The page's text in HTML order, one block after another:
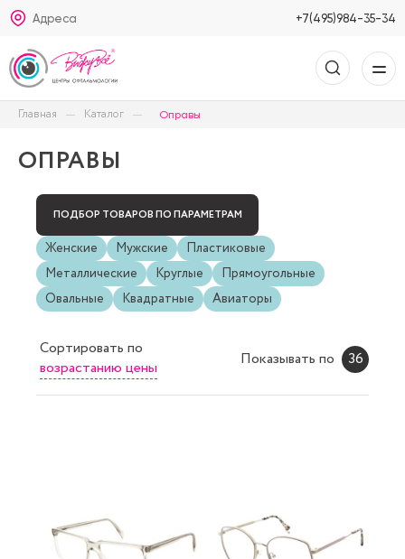
Адреса +7(495)984-35-34
Главная Каталог Оправы
ОПРАВЫ
ПОДБОР ТОВАРОВ ПО ПАРАМЕТРАМ
Женские Мужские
Пластиковые
Металлические
Круглые
Прямоугольные
Овальные
Квадратные Авиаторы
Сортировать по
возрастанию цены
Показывать по 36